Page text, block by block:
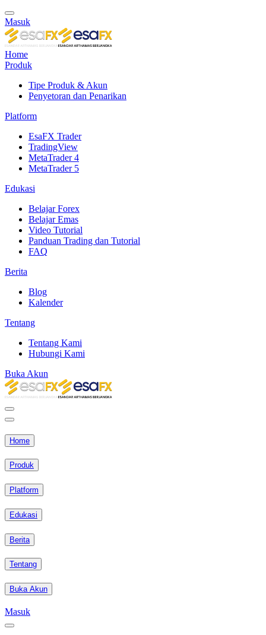
Masuk
Home
Produk
Tipe Produk & Akun
Penyetoran dan Penarikan
Platform
EsaFX Trader
TradingView
MetaTrader 4
MetaTrader 5
Edukasi
Belajar Forex
Belajar Emas
Video Tutorial
Panduan Trading dan Tutorial
FAQ
Berita
Blog
Kalender
Tentang
Tentang Kami
Hubungi Kami
Buka Akun
Home
Produk
Platform
Edukasi
Berita
Tentang
Buka Akun
Masuk